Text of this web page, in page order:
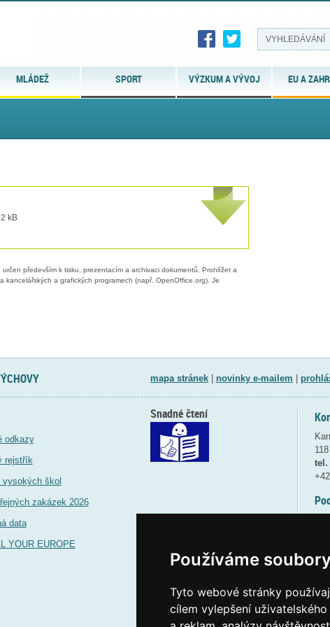
Používáme
Tyto webové stránky
cílem vylepšení
MLÁDEŽ SPORT VÝZKUM A VÝVOJ EU A
kB
především k tisku, prezentacím a archivaci dokumentů. Prohlížet a
kancelářských a grafických programech (např. OpenOffice.org). Je
mapa stránek| novinky e-mailem
odkazy
rejstřík
vysokých škol
zakázek 2026
data
YOUR EUROPE
tel.
Snadné čtení